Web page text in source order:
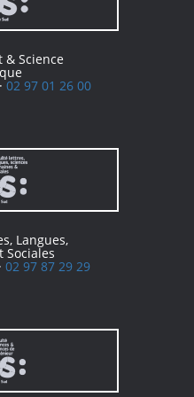
& Science
02 97 01 26 00
Langues,
Sociales
02 97 87 29 29